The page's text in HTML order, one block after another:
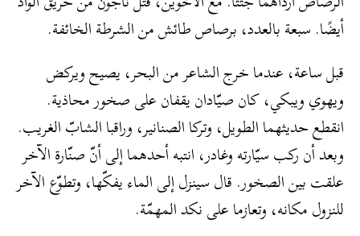
أيضًا. سبعة بالعدد، برصاص طائش من الشرطة الخائفة.
قبل ساعة، عندما خرج الشاعر من البحر، يصيح ويركض
ويهوي ويبكي، كان صيّادان يقفان على صخور محاذية.
انقطع حديثهما الطويل، وتركا الصنانير، وراقبا الشابّ الغريب.
وبعد أن ركب سيّارته وغادر، انتبه أحدهما إلى أنّ صنّارة الآخر
علقت بين الصخور. قال سينزل إلى الماء يفكّها، وتطوّع الآخر
للنزول مكانه، وتعازما على نكد المهمّة.